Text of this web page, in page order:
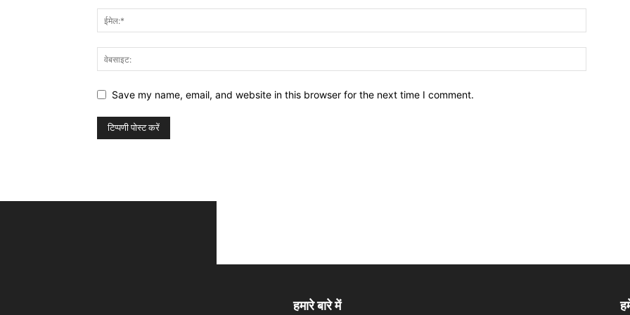
Save my name, email, and website in this browser for the next time I comment.
हमारे बारे में